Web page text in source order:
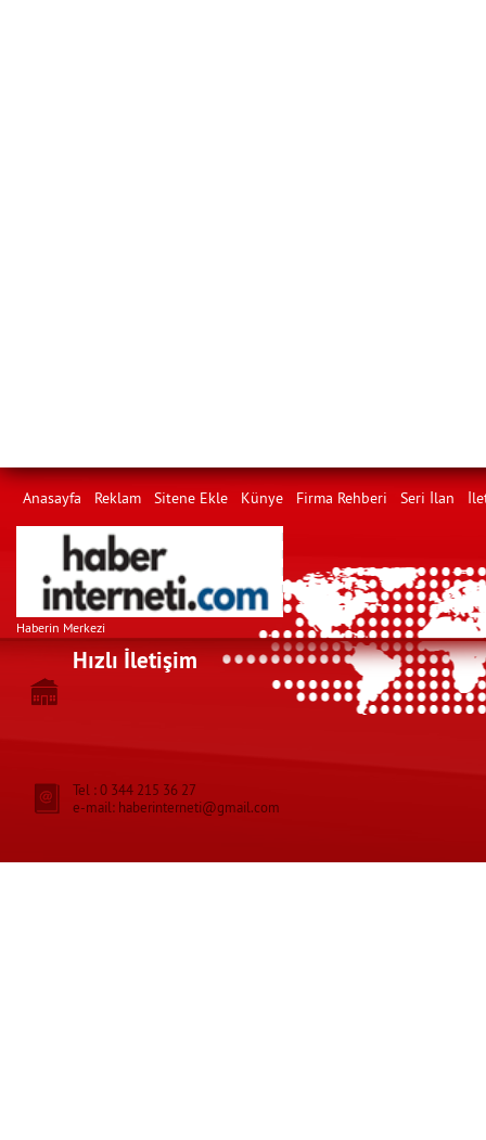
Anasayfa Reklam Sitene Ekle Künye Firma Rehberi Seri İlan
Haberin Merkezi
Hızlı İletişim
Tel : 0 344 215 36 27
e-mail: haberinterneti@gmail.com